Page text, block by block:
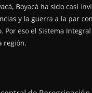
Boyacá ha sido casi
y la guerra a la par
eso el Sistema
región.